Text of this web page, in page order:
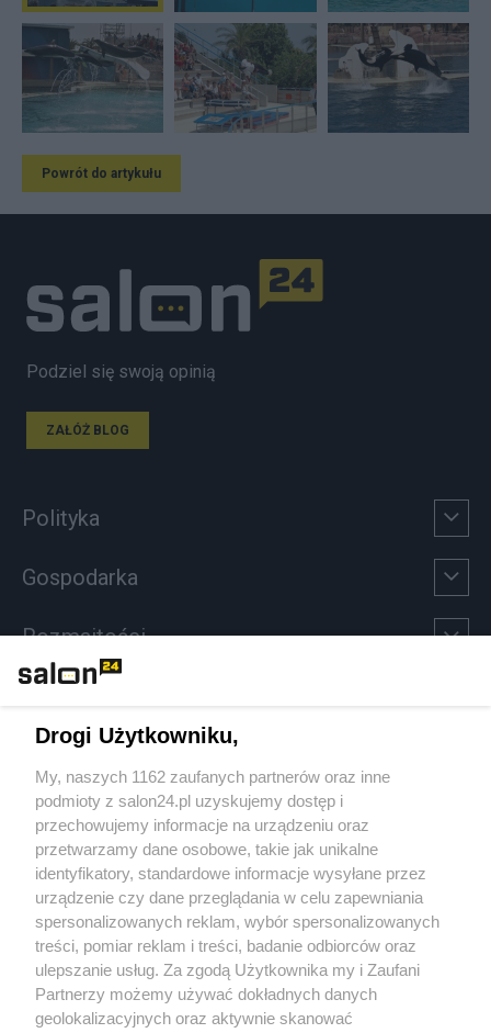
Powrót do artykułu
Podziel się swoją opinią
ZAŁÓŻ BLOG
Polityka
Gospodarka
Rozmaitości
Sport
Społeczeństwo
Kultura
X Facebook Instagram Youtube
Drogi Użytkowniku,
My, naszych 1162 zaufanych partnerów oraz inne
podmioty z salon24.pl uzyskujemy dostęp i
przechowujemy informacje na urządzeniu oraz
przetwarzamy dane osobowe, takie jak unikalne
identyfikatory, standardowe informacje wysyłane przez
urządzenie czy dane przeglądania w celu zapewniania
spersonalizowanych reklam, wybór spersonalizowanych
treści, pomiar reklam i treści, badanie odbiorców oraz
ulepszanie usług. Za zgodą Użytkownika my i Zaufani
Partnerzy możemy używać dokładnych danych
geolokalizacyjnych oraz aktywnie skanować